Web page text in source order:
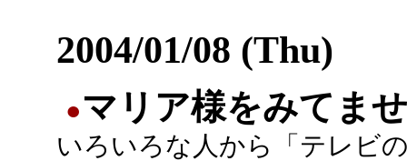
2004/01/08 (Thu)
●マリア様をみてま
いろいろな人から「テレビ